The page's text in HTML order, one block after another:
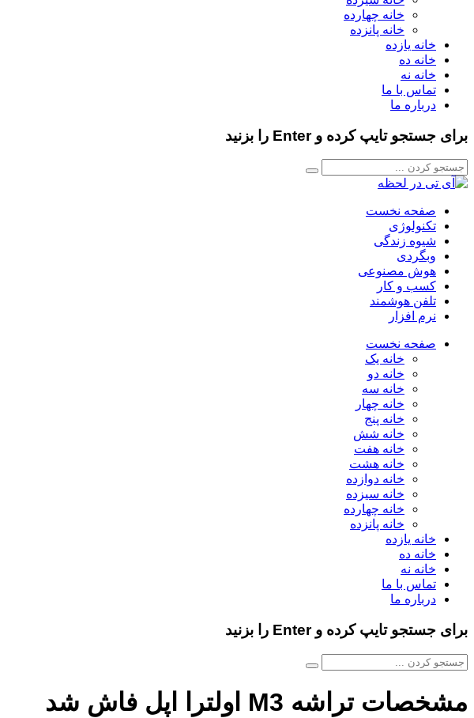
خانه چهارده
خانه پانزده
خانه یازده
خانه ده
خانه نه
تماس با ما
درباره ما
برای جستجو تایپ کرده و Enter را بزنید
صفحه نخست
تکنولوژی
شیوه زندگی
وبگردی
هوش مصنوعی
کسب و کار
تلفن هوشمند
نرم افزار
صفحه نخست
خانه یک
خانه دو
خانه سه
خانه چهار
خانه پنج
خانه شش
خانه هفت
خانه هشت
خانه دوازده
خانه سیزده
خانه چهارده
خانه پانزده
خانه یازده
خانه ده
خانه نه
تماس با ما
درباره ما
برای جستجو تایپ کرده و Enter را بزنید
مشخصات تراشه M3 اولترا اپل فاش شد